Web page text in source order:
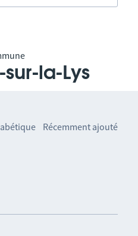
la-Lys
Récemment ajouté